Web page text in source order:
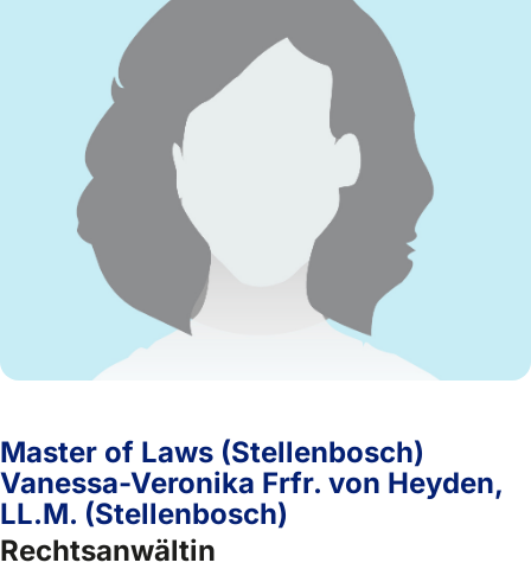
Master of Laws (Stellenbosch)
Vanessa-Veronika Frfr. von Heyden,
LL.M. (Stellenbosch)
Rechtsanwältin